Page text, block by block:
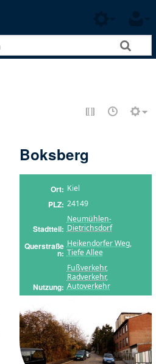
Boksberg
Ort Kiel
PLZ 24149
Stadtteil
Neumühlen-
Dietrichsdorf
Querstraße
n
Heikendorfer Weg,
Tiefe Allee
Nutzung
Fußverkehr,
Radverkehr,
Autoverkehr